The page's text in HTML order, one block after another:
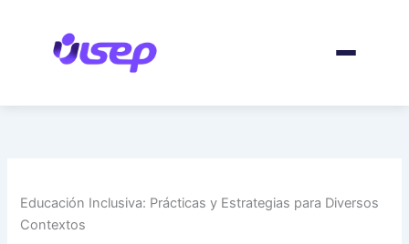
contenido
Educación Inclusiva: Prácticas y Estrategias para Diversos
Contextos